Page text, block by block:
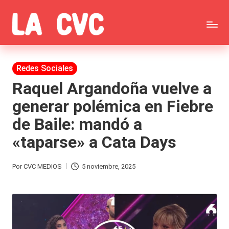
Saltar
al
contenido
C
o
p
u
c
h
a
s
F
Todas
las
noticias
de
la
farándula,
Brava,
Publicada
en
Redes Sociales
Raquel Argandoña vuelve a
generar polémica en Fiebre
de Baile: mandó a
«taparse» a Cata Days
Publicado
PorCVC MEDIOS 5 noviembre, 2025